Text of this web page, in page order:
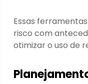
Essas
risco com
otimizar o uso de